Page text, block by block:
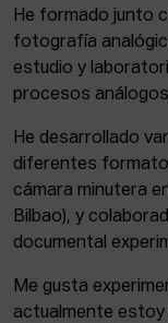
He formado junto
fotografía
estudio y
procesos
He desarrollado
diferentes
cámara minutera
Bilbao), y
documental
Me gusta
actualmente estoy